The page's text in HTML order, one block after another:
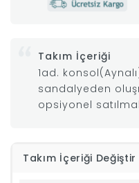
Uykular
Takım İçeriği
1ad.
sandalyeden
opsiyonel
Takım İçeriği Değiştir